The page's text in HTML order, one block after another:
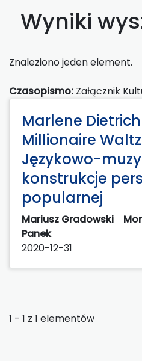
Wyniki
Znaleziono jeden element.
Czasopismo: Załącznik
Marlene
Millionaire
Językowo-
konstrukcje
popularnej
Mariusz Gradowski
Panek
2020-12-31
1 - 1 z 1 elementów